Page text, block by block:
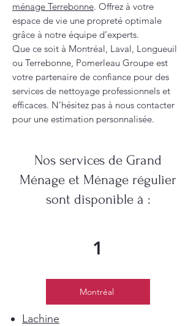
ménage Terrebonne. Offrez à votre
espace de vie une propreté optimale
grâce à notre équipe d’experts.
Que ce soit à Montréal, Laval, Longueuil
ou Terrebonne, Pomerleau Groupe est
votre partenaire de confiance pour des
services de nettoyage professionnels et
efficaces. N’hésitez pas à nous contacter
pour une estimation personnalisée.
Nos services de Grand
Ménage et Ménage régulier
sont disponible à :
1
Montréal
Lachine